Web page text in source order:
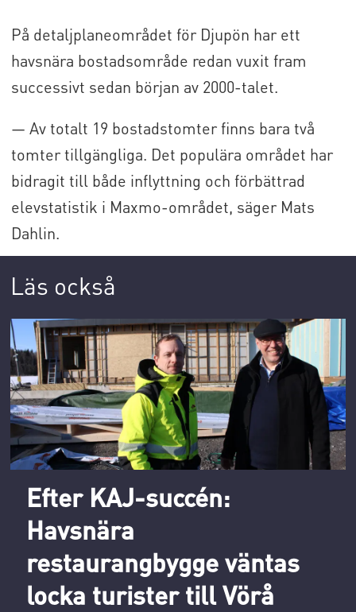
På detaljplaneområdet för Djupön har ett
havsnära bostadsområde redan vuxit fram
successivt sedan början av 2000-talet.
— Av totalt 19 bostadstomter finns bara två
tomter tillgängliga. Det populära området har
bidragit till både inflyttning och förbättrad
elevstatistik i Maxmo-området, säger Mats
Dahlin.
Läs också
Efter KAJ-succén:
Havsnära
restaurangbygge väntas
locka turister till Vörå